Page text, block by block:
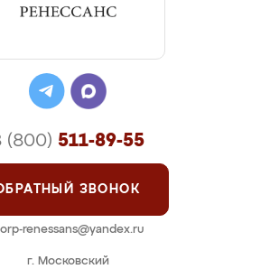
г. Московский
(800) 511-89-55
ЗВОНОК
renessans@yandex.ru